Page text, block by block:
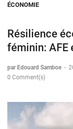
ÉCONOMIE
Résilience
féminin: AFE
par Edouard Samboe -
0 Comment(s)